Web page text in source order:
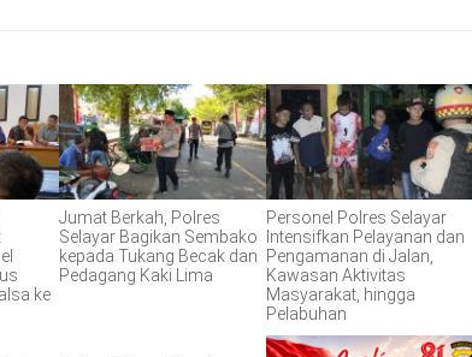
ke
Jumat Berkah, Polres
Selayar Bagikan Sembako
kepada Tukang Becak dan
Pedagang Kaki Lima
Personel Polres Selayar
Intensifkan Pelayanan dan
Pengamanan di Jalan,
Kawasan Aktivitas
Masyarakat, hingga
Pelabuhan